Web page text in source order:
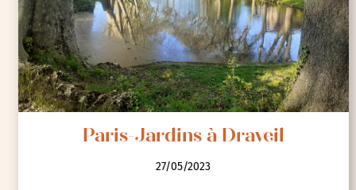
Paris-Jardins à Draveil
27/05/2023